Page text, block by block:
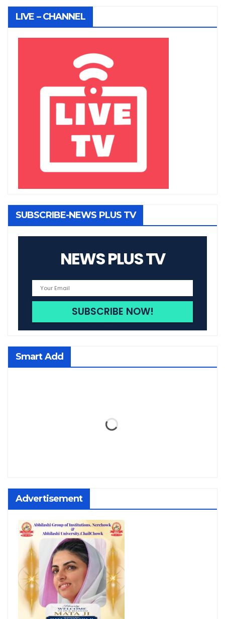
LIVE – CHANNEL
SUBSCRIBE-NEWS PLUS TV
NEWS PLUS TV
Smart Add
Advertisement